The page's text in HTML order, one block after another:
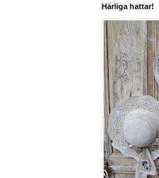
Härliga hattar!